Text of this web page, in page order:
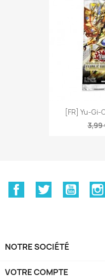
[FR] Yu-
3,99
FacebookTwitter
NOTRE SOCIÉTÉ
VOTRE COMPTE